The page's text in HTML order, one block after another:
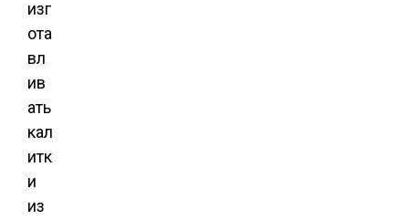
изг
ота
вл
ив
ать
кал
итк
и
из